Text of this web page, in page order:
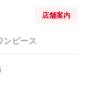
店舗案内
ンピース